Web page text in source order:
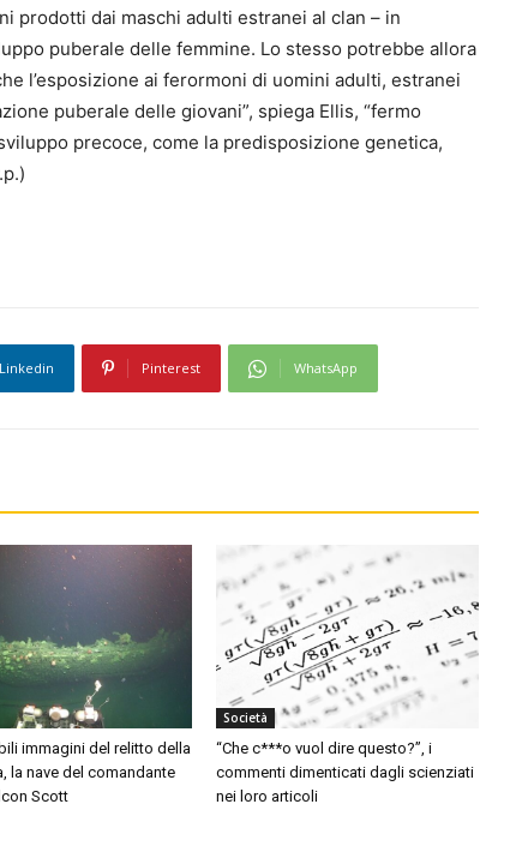
prodotti dai maschi adulti estranei al clan – in
puberale delle femmine. Lo stesso potrebbe allora
l’esposizione ai ferormoni di uomini adulti, estranei
puberale delle giovani”, spiega Ellis, “fermo
precoce, come la predisposizione genetica,
Linkedin Pinterest WhatsApp
immagini del relitto della
la nave del comandante
Scott
Società
“Che c***o vuol dire questo?”, i
commenti dimenticati dagli scienziati
nei loro articoli